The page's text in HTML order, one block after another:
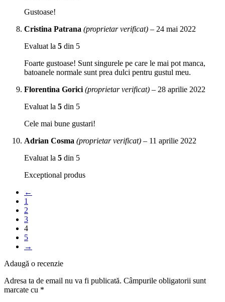
Gustoase!
Cristina Patrana (proprietar verificat) – 24 mai 2022
Evaluat la 5 din 5
Foarte gustoase! Sunt singurele pe care le mai pot manca,
batoanele normale sunt prea dulci pentru gustul meu.
Florentina Gorici(proprietar verificat) – 28 aprilie 2022
Evaluat la 5 din 5
Cele mai bune gustari!
Adrian Cosma (proprietar verificat) – 11 aprilie 2022
Evaluat la 5 din 5
Exceptional produs
←
1
2
3
4
5
→
Adaugă o recenzie
Adresa ta de email nu va fi publicată. Câmpurile obligatorii sunt
marcate cu *